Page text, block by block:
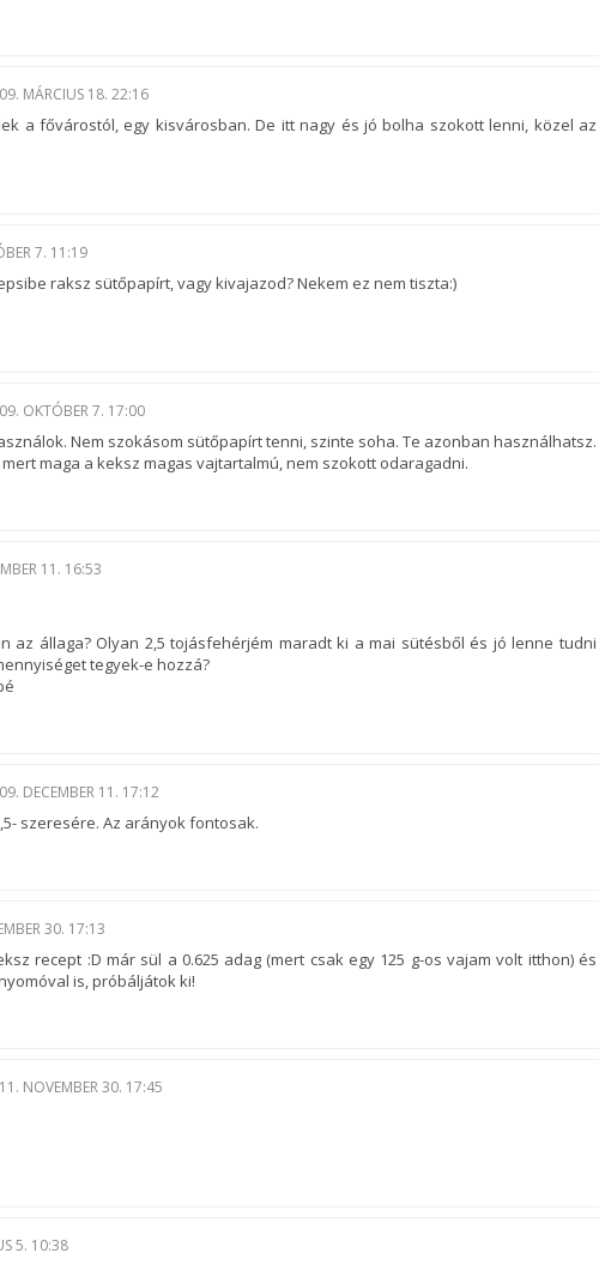
MÁRCIUS 18. 22:16
a fővárostól, egy kisvárosban. De itt nagy és jó bolha szokott lenni, közel az
7. 11:19
raksz sütőpapírt, vagy kivajazod? Nekem ez nem tiszta:)
OKTÓBER 7. 17:00
Nem szokásom sütőpapírt tenni, szinte soha. Te azonban használhatsz.
maga a keksz magas vajtartalmú, nem szokott odaragadni.
11. 16:53
az állaga? Olyan 2,5 tojásfehérjém maradt ki a mai sütésből és jó lenne tudni
tegyek-e hozzá?
DECEMBER 11. 17:12
szeresére. Az arányok fontosak.
30. 17:13
recept :D már sül a 0.625 adag (mert csak egy 125 g-os vajam volt itthon) és
is, próbáljátok ki!
NOVEMBER 30. 17:45
5. 10:38